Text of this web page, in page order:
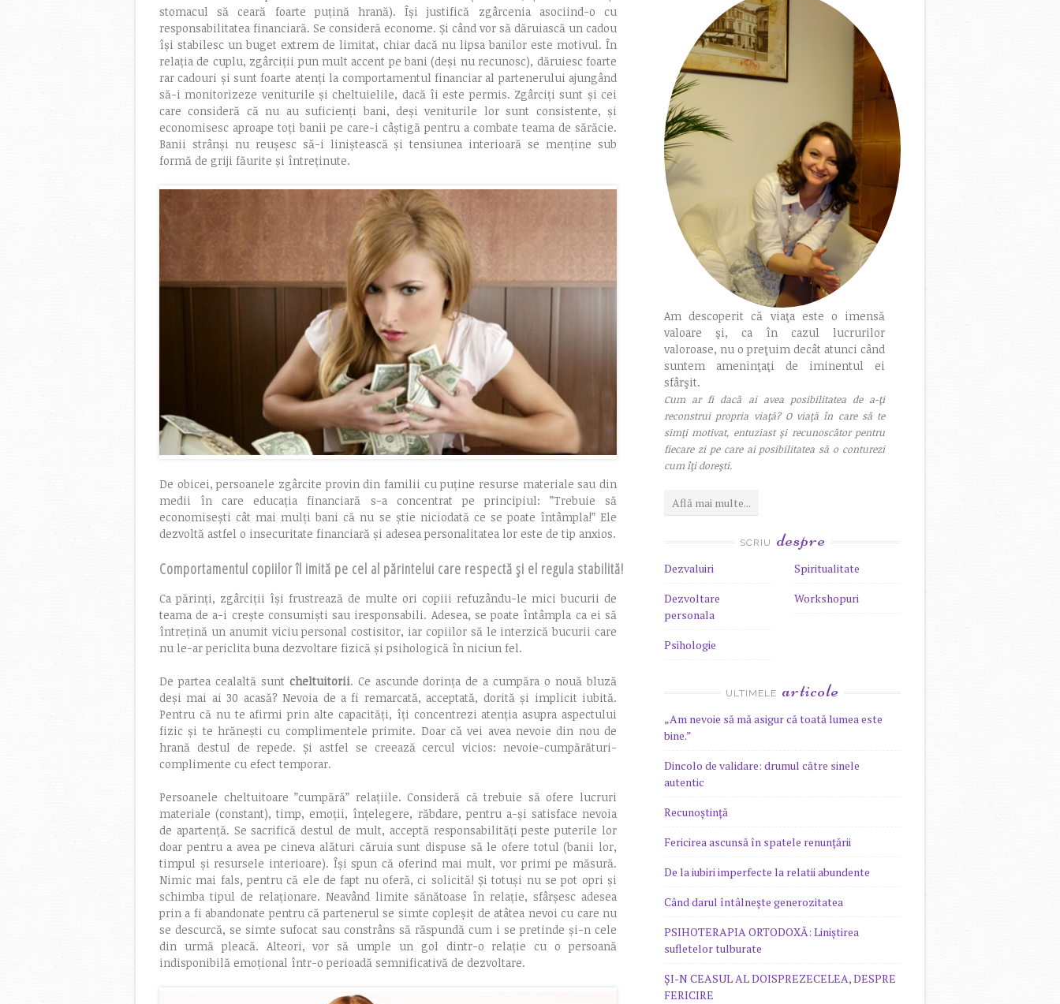
stomacul să ceară foarte puțină hrană). Își justifică zgârcenia asociind-o cu
responsabilitatea financiară. Se consideră econome. Și când vor să dăruiască un cadou
își stabilesc un buget extrem de limitat, chiar dacă nu lipsa banilor este motivul. În
relația de cuplu, zgârciții pun mult accent pe bani (deși nu recunosc), dăruiesc foarte
rar cadouri și sunt foarte atenți la comportamentul financiar al partenerului ajungând
să-i monitorizeze veniturile și cheltuielile, dacă îi este permis. Zgârciți sunt și cei
care consideră că nu au suficienți bani, deși veniturile lor sunt consistente, și
economisesc aproape toți banii pe care-i câștigă pentru a combate teama de sărăcie.
Banii strânși nu reușesc să-i liniștească și tensiunea interioară se menține sub
formă de griji făurite și întreținute.
De obicei, persoanele zgârcite provin din familii cupuține resurse materiale sau din
medii în care educația financiară s-a concentrat pe principiul: ”Trebuie să
economisești cât mai mulți bani că nu se știe niciodată ce se poate întâmpla!” Ele
dezvoltă astfel o insecuritate financiară și adesea personalitatea lor este de tip anxios.
Comportamentul copiilor îl imită pe cel al părintelui care respectă și el regula stabilită!
Ca părinți, zgârciții își frustrează de multe ori copiii refuzându-le mici bucurii de
teama de a-i crește consumiști sau iresponsabili. Adesea, se poate întâmpla ca ei să
întrețină un anumit viciu personal costisitor, iar copiilor să le interzică bucurii care
nu le-ar periclita buna dezvoltare fizică și psihologică în niciun fel.
De partea cealaltă sunt cheltuitorii. Ce ascunde dorința de a cumpăra o nouă bluză
deși mai ai 30 acasă? Nevoia de a fi remarcată, acceptată, dorită și implicit iubită.
Pentru că nu te afirmi prin alte capacități, îți concentrezi atenția asupra aspectului
fizic și te hrănești cu complimentele primite. Doar că vei avea nevoie din nou de
hrană destul de repede. Și astfel se creează cercul vicios: nevoie-cumpărături-
complimente cu efect temporar.
Persoanele cheltuitoare ”cumpără” relațiile. Consideră că trebuie să ofere lucruri
materiale (constant), timp, emoții, înțelegere, răbdare, pentru a-și satisface nevoia
de apartență. Se sacrifică destul de mult, acceptă responsabilități peste puterile lor
doar pentru a avea pe cineva alături căruia sunt dispuse să le ofere totul (banii lor,
timpul și resursele interioare). Își spun că oferind mai mult, vor primi pe măsură.
Nimic mai fals, pentru că ele de fapt nu oferă, ci solicită! Și totuși nu se pot opri și
schimba tipul de relaționare. Neavând limite sănătoase în relație, sfârșesc adesea
prin a fi abandonate pentru că partenerul se simte copleșit de atâtea nevoi cu care nu
se descurcă, se simte sufocat sau constrâns să răspundă cum i se pretinde și-n cele
din urmă pleacă. Alteori, vor să umple un gol dintr-o relație cu o persoană
indisponibilă emoțional într-o perioadă semnificativă de dezvoltare.
Am descoperit că viaţa este o imensă
valoare şi, ca în cazul lucrurilor
valoroase, nu o preţuim decât atunci când
suntem ameninţaţi de iminentul ei
sfârşit.
Cum ar fi dacă ai avea posibilitatea de a-ţi
reconstrui propria viaţă? O viaţă în care să te
simţi motivat, entuziast şi recunoscător pentru
fiecare zi pe care ai posibilitatea să o conturezi
cum îţi doreşti.
Află mai multe...
SCRIU despre
Dezvaluiri
Dezvoltare
personala
Psihologie
Spiritualitate
Workshopuri
ULTIMELE articole
„Am nevoie să mă asigur că toată lumea este
bine.”
Dincolo de validare: drumul către sinele
autentic
Recunoștință
Fericirea ascunsă în spatele renunțării
De la iubiri imperfecte la relatii abundente
Când darul întâlnește generozitatea
PSIHOTERAPIA ORTODOXĂ: Liniștirea
sufletelor tulburate
ȘI-N CEASUL AL DOISPREZECELEA, DESPRE
FERICIRE